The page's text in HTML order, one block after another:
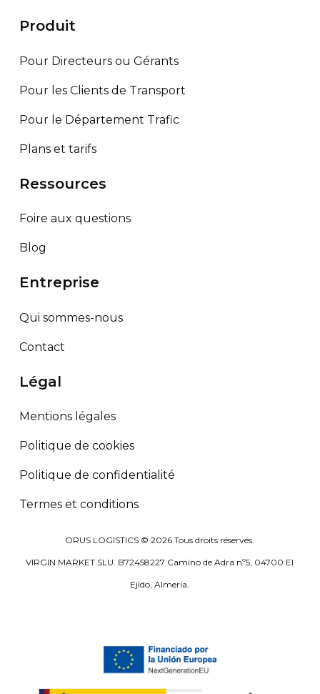
Produit
Pour Directeurs ou Gérants
Pour les Clients de Transport
Pour le Département Trafic
Plans et tarifs
Ressources
Foire aux questions
Blog
Entreprise
Qui sommes-nous
Contact
Légal
Mentions légales
Politique de cookies
Politique de confidentialité
Termes et conditions
ORUS LOGISTICS ©2026 Tous droits réservés.
VIRGIN MARKET SLU. B72458227 Camino de Adra nº5, 04700 El
Ejido, Almería.